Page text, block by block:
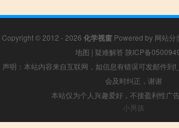
Copyright © 2012 - 2026 化学视窗 Powered by 网站分
地图 | 疑难解答 陕ICP备
声明：本站内容来自互联网，如信息有错误可发邮件到
会及时纠正，谢谢
本站仅为个人兴趣爱好，不接盈利性广
小男孩